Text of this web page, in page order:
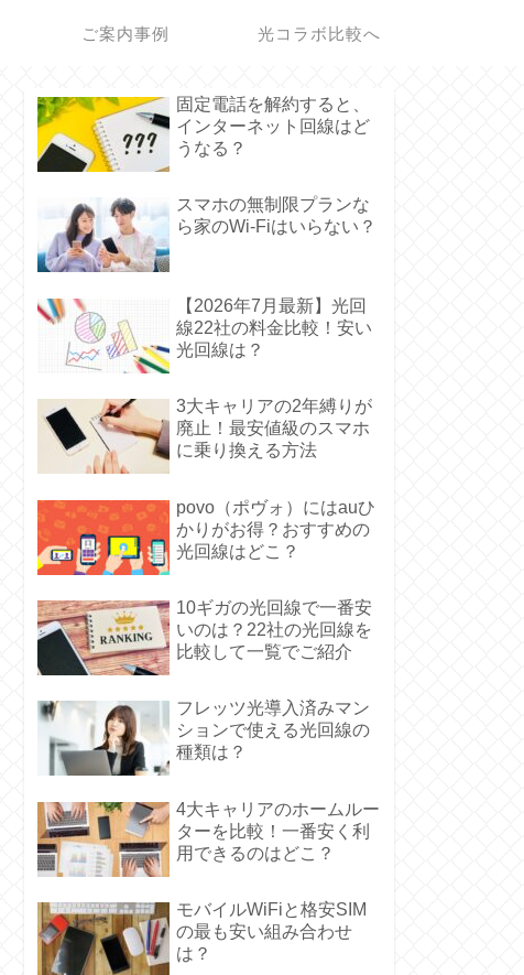
ご案内事例 光コラボ比較へ
固定電話を解約すると、
インターネット回線はど
うなる？
スマホの無制限プランな
ら家のWi-Fiはいらない？
【2026年7月最新】光回
線22社の料金比較！安い
光回線は？
3大キャリアの2年縛りが
廃止！最安値級のスマホ
に乗り換える方法
povo（ポヴォ）にはauひ
かりがお得？おすすめの
光回線はどこ？
10ギガの光回線で一番安
いのは？22社の光回線を
比較して一覧でご紹介
フレッツ光導入済みマン
ションで使える光回線の
種類は？
4大キャリアのホームルー
ターを比較！一番安く利
用できるのはどこ？
モバイルWiFiと格安SIM
の最も安い組み合わせ
は？